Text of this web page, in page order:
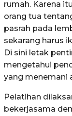
rumah. Karena
orang tua
pasrah pada
sekarang harus
Di sini letak
mengetahui
yang menemani
Pelatihan
bekerjasama